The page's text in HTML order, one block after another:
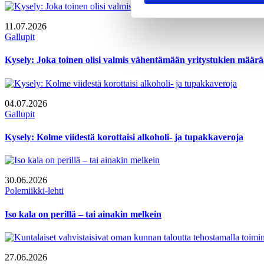
11.07.2026
Gallupit
Kysely: Joka toinen olisi valmis vähentämään yritystukien
04.07.2026
Gallupit
Kysely: Kolme viidestä korottaisi alkoholi- ja tupakkaveroja
30.06.2026
Polemiikki-lehti
Iso kala on perillä – tai ainakin melkein
27.06.2026